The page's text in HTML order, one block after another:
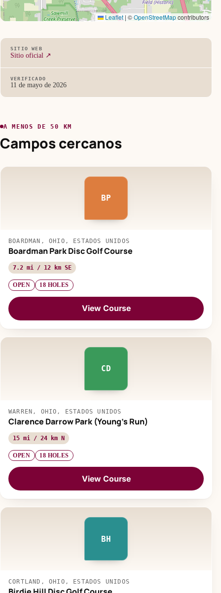
Leaflet | ©OpenStreetMapcontributors
SITIO WEB
Sitio oficial ↗
VERIFICADO
11 de mayo de 2026
A MENOS DE 50 KM
Campos cercanos
BP
BOARDMAN, OHIO, ESTADOS UNIDOS
Boardman Park Disc Golf Course
7.2 mi / 12 km SE
OPEN 18 HOLES
View Course
CD
WARREN, OHIO, ESTADOS UNIDOS
Clarence Darrow Park (Young's Run)
15 mi / 24 km N
OPEN 18 HOLES
View Course
BH
CORTLAND, OHIO, ESTADOS UNIDOS